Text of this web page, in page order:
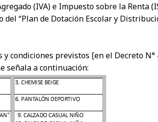
(IVA) e Impuesto sobre la Renta
“Plan de Dotación Escolar y
condiciones previstos [en el Decreto N°
señala a continuación: